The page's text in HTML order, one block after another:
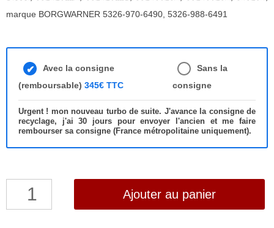
marque BORGWARNER 5326-970-6490, 5326-988-6491
Avec la consigne
(remboursable) 345€ TTC
Sans la
consigne
Urgent ! mon nouveau turbo de suite. J'avance la consigne de
recyclage, j'ai 30 jours pour envoyer l'ancien et me faire
rembourser sa consigne (France métropolitaine uniquement).
quantité
Ajouter au panier